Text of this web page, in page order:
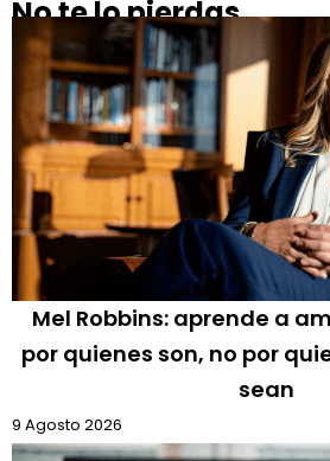
No te lo pierdas
Mel Robbins: aprende a
por quienes son, no por
sean
9 Agosto 2026